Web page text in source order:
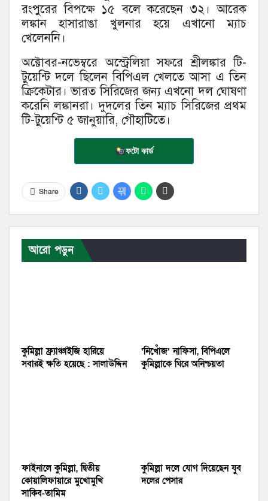
রংপুরের বিপক্ষে ১৫ বলে করেছেন ৩২। আরেক
লঙ্কান হাসারাঙা খুলনার হয়ে এখানো ম্যাচ
খেলেননি।
অক্টোবর-নভেম্বরে অস্ট্রেলিয়া সফরে শ্রীলঙ্কার টি-
টুয়েন্টি দলে ছিলেন বিপিএল খেলতে আসা এ তিন
ক্রিকেটার। ভারত সিরিজের জন্য এখনো দল ঘোষণা
করেনি লঙ্কানরা। দুদলের তিন ম্যাচ সিরিজের প্রথম
টি-টুয়েন্টি ৫ জানুয়ারি, গৌহাটিতে।
ফটো কার্ড
Share
আরো পড়ুন
কুমিল্লা ফ্র্যাঞ্চাইজি হারিয়ে
সবারই ক্ষতি হয়েছে : সালাউদ্দিন
‘নিখোঁজ’ নাফিসা, বিপিএলে
কুমিল্লাকে ঘিরে অনিশ্চয়তা
ফাইনালে কুমিল্লা, দ্বিতীয়
কোয়ালিফায়ারে মুখোমুখি
সাকিব-তামিম
কুমিল্লা দলে যোগ দিয়েছেন যুব
দলের পেসার